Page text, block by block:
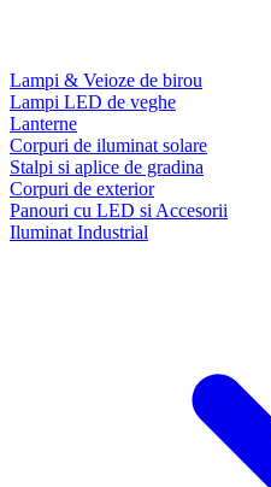
Lampi & Veioze de birou
Lampi LED de veghe
Lanterne
Corpuri de iluminat solare
Stalpi si aplice de gradina
Corpuri de exterior
Panouri cu LED si Accesorii
Iluminat Industrial